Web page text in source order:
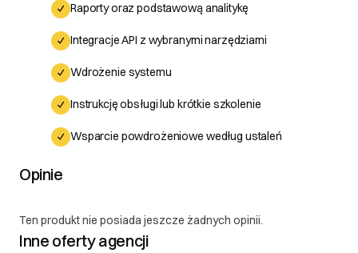
Raporty oraz podstawową analitykę
Integracje API z wybranymi narzędziami
Wdrożenie systemu
Instrukcję obsługi lub krótkie szkolenie
Wsparcie powdrożeniowe według ustaleń
Opinie
Ten produkt nie posiada jeszcze żadnych opinii.
Inne oferty agencji